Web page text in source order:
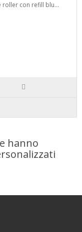
roller con refill blu...
hanno